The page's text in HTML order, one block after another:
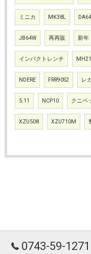
ミニカ MK38L
JB64W 再再販 新年
インパクトレンチ
NDERE FRR90S2 レ
5.11 NCP10 クニペ
XZU508 XZU710M
0743-59-1271